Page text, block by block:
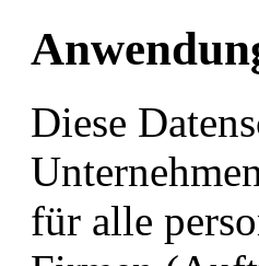
Diese
für alle